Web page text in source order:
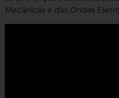
Mecânicas e das Ondas